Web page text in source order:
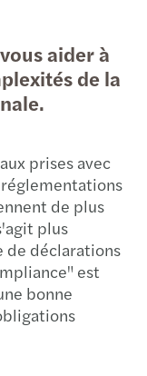
aider à
de la
prises avec
de plus
plus
de déclarations
est
bonne